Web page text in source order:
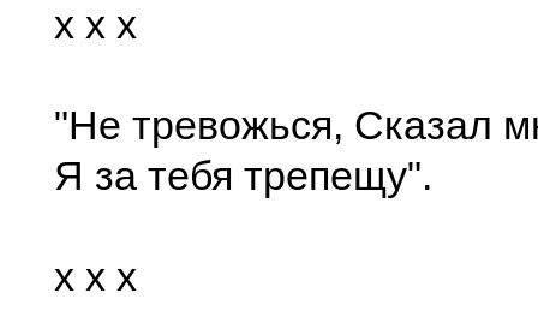
x x x
"Не тревожься, Сказал
Я за тебя трепещу".
x x x